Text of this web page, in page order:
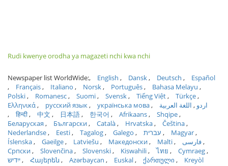
Rudi kwenye orodha ya magazeti nchi kwa nchi
Newspaper list WorldWide: English Dansk Deutsch
Español
Français
Italiano Norsk Português
Bahasa Melayu
Polski
Romanesc Suomi Svensk Tiếng Việt
Türkçe
Ελληνικά
русский язык українська мова اردو
اللغة العربية
हिन्दी
中文 日本語 한국어 Afrikaans
Shqipe
Беларуская
Български Català Hrvatska
Čeština
Nederlandse
Eesti Tagalog Galego עברית
Magyar
Íslenska
Gaeilge Latviešu Македонски Malti
فارسی
Српски
Slovenčina Slovenski Kiswahili ไทย
Cymraeg
ייִדיש
Հայերեն Azərbaycan Euskal ქართული
Kreyòl